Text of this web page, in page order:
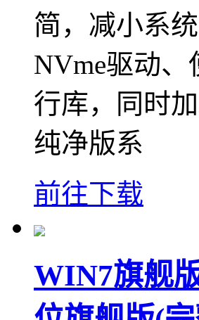
简，减小系
NVme驱动、
行库，同时
纯净版系
前往下载
WIN7旗舰